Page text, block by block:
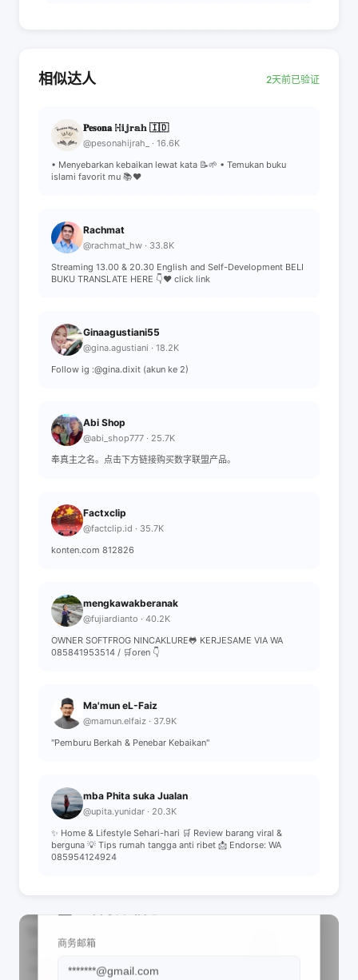
相似达人 2天前已验证
𝐏𝐞𝐬𝐨𝐧𝐚 ℍ𝕚𝕛𝕣𝕒𝕙 🇮🇩
@pesonahijrah_ · 16.6K
• Menyebarkan kebaikan lewat kata 📝🌱 • Temukan buku
islami favorit mu 📚❤️
Rachmat
@rachmat_hw · 33.8K
Streaming 13.00 & 20.30 English and Self-Development BELI
BUKU TRANSLATE HERE 👇❤️ click link
Ginaagustiani55
@gina.agustiani · 18.2K
Follow ig :@gina.dixit (akun ke 2)
Abi Shop
@abi_shop777 · 25.7K
奉真主之名。点击下方链接购买数字联盟产品。
Factxclip
@factclip.id · 35.7K
konten.com 812826
mengkawakberanak
@fujiardianto · 40.2K
OWNER SOFTFROG NINCAKLURE🐸 KERJESAME VIA WA
085841953514 / 🛒oren 👇
Ma'mun eL-Faiz
@mamun.elfaiz · 37.9K
"Pemburu Berkah & Penebar Kebaikan"
mba Phita suka Jualan
@upita.yunidar · 20.3K
✨ Home & Lifestyle Sehari-hari 🛒 Review barang viral &
berguna 💡 Tips rumah tangga anti ribet 📩 Endorse: WA
085954124924
商务邮箱